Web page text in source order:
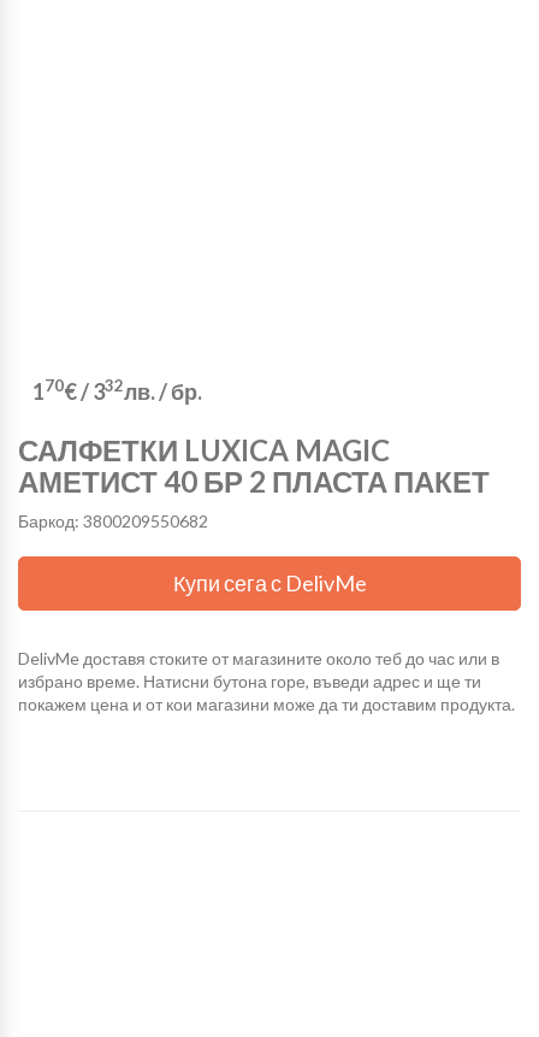
170€/332лв./ бр.
САЛФЕТКИ LUXICA MAGIC
АМЕТИСТ 40 БР 2 ПЛАСТА ПАКЕТ
Баркод: 3800209550682
Купи сега с DelivMe
DelivMe доставя стоките от магазините около теб до час или в
избрано време. Натисни бутона горе, въведи адрес и ще ти
покажем цена и от кои магазини може да ти доставим продукта.